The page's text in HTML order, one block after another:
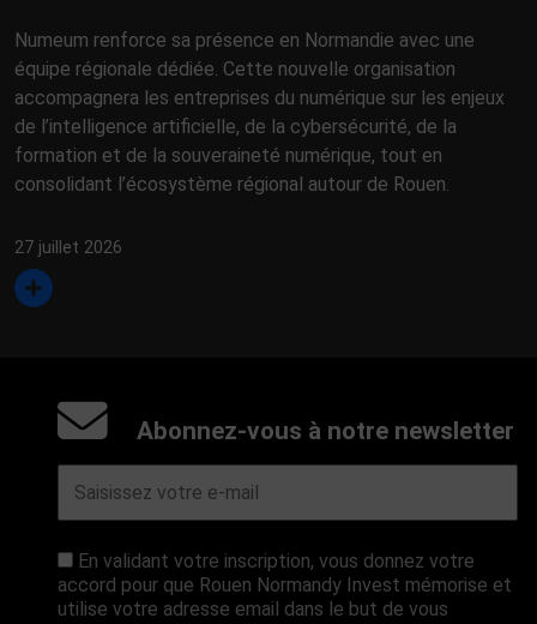
Numeum renforce sa présence en Normandie avec une
équipe régionale dédiée. Cette nouvelle organisation
accompagnera les entreprises du numérique sur les enjeux
de l’intelligence artificielle, de la cybersécurité, de la
formation et de la souveraineté numérique, tout en
consolidant l’écosystème régional autour de Rouen.
27 juillet 2026
Abonnez-vous à notre newsletter
En validant votre inscription, vous donnez votre
accord pour que Rouen Normandy Invest mémorise et
utilise votre adresse email dans le but de vous